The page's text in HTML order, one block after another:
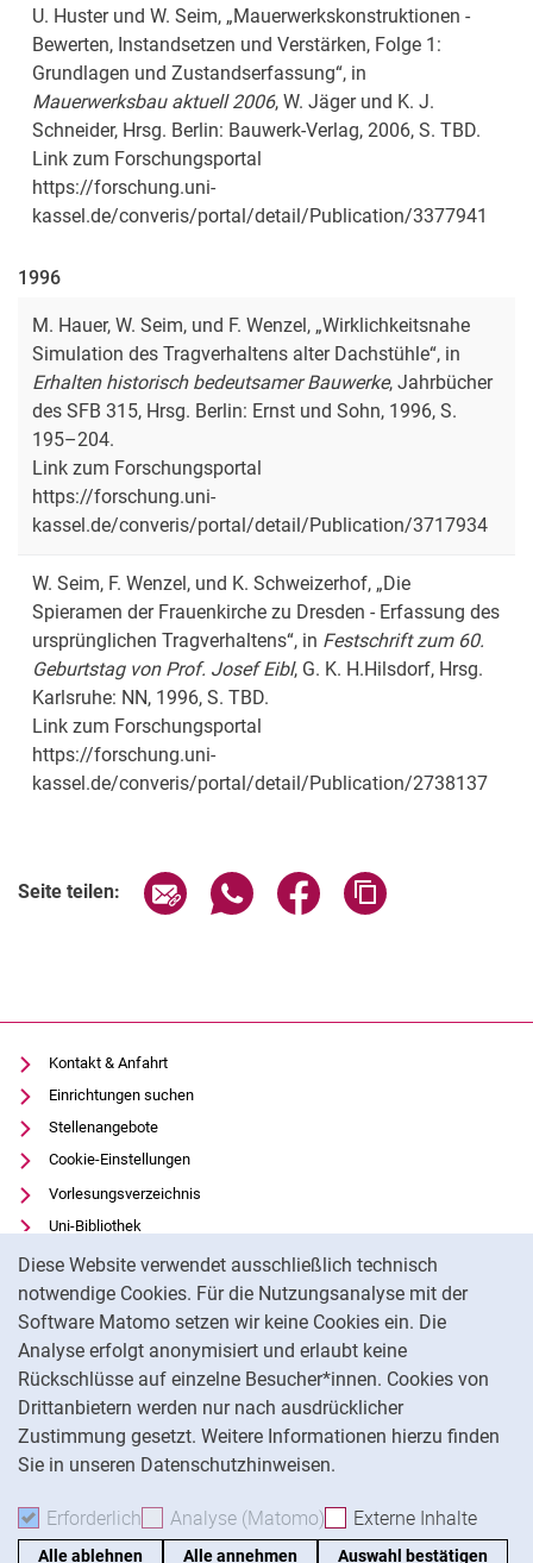
Diese Website verwendet ausschließlich technisch
notwendige Cookies. Für die Nutzungsanalyse mit der
Software Matomo setzen wir keine Cookies ein. Die
Analyse erfolgt anonymisiert und erlaubt keine
Rückschlüsse auf einzelne Besucher*innen. Cookies von
Drittanbietern werden nur nach ausdrücklicher
Zustimmung gesetzt. Weitere Informationen hierzu finden
Sie in unseren Datenschutzhinweisen.
Erforderlich Erforderliche Cookies akzeptieren
Analyse (Matomo) Analyse-Cookies
Externe Inhalte
Alle ablehnen Alle annehmen Auswahl bestätigen
U. Huster und W. Seim, „Mauerwerkskonstruktionen -
Bewerten, Instandsetzen und Verstärken, Folge 1:
Grundlagen und Zustandserfassung“, in
Mauerwerksbau aktuell 2006, W. Jäger und K. J.
Schneider, Hrsg. Berlin: Bauwerk-Verlag, 2006, S. TBD.
Link zum Forschungsportal
https://forschung.uni-
kassel.de/converis/portal/detail/Publication/3377941
1996
M. Hauer, W. Seim, und F. Wenzel, „Wirklichkeitsnahe
Simulation des Tragverhaltens alter Dachstühle“, in
Erhalten historisch bedeutsamer Bauwerke, Jahrbücher
des SFB 315, Hrsg. Berlin: Ernst und Sohn, 1996, S.
195–204.
Link zum Forschungsportal
https://forschung.uni-
kassel.de/converis/portal/detail/Publication/3717934
W. Seim, F. Wenzel, und K. Schweizerhof, „Die
Spieramen der Frauenkirche zu Dresden - Erfassung des
ursprünglichen Tragverhaltens“, in Festschrift zum 60.
Geburtstag von Prof. Josef Eibl, G. K. H.Hilsdorf, Hrsg.
Karlsruhe: NN, 1996, S. TBD.
Link zum Forschungsportal
https://forschung.uni-
kassel.de/converis/portal/detail/Publication/2738137
Seite teilen: Seite über E-Mail teilen
Seite über WhatsApp teilen
Seite über Facebook
Kontakt & Anfahrt
Einrichtungen suchen
Stellenangebote
Cookie-Einstellungen
Vorlesungsverzeichnis
Uni-Bibliothek
Moodle
Panopto
Datenschutz
Barrierefreiheit
Transparenter KI-Einsatz